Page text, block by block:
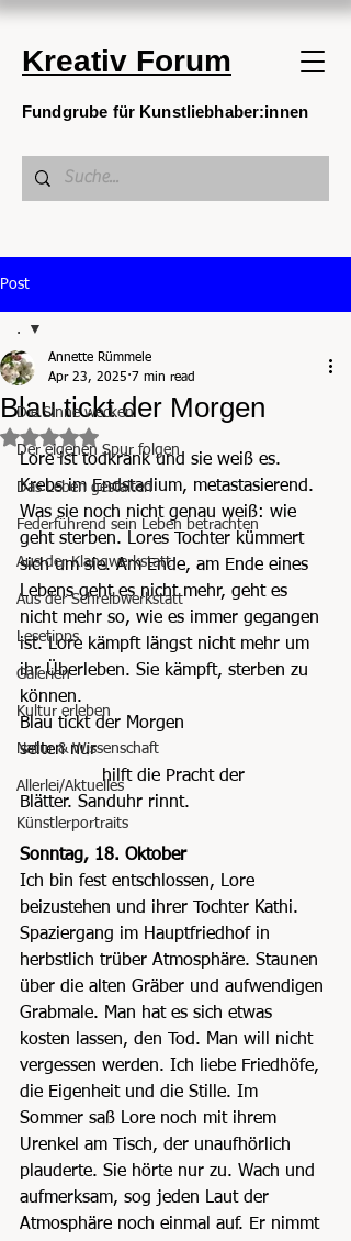
Kreativ Forum
Fundgrube für Kunstliebhaber:innen
Post
.
Die Sinne wecken
Der eigenen Spur folgen
Das Leben gestalten
Federführend sein Leben betrachten
Aus der Klangwerkstatt
Aus der Schreibwerkstatt
Lesetipps
Galerien
Kultur erleben
Natur & Wissenschaft
Allerlei/Aktuelles
Künstlerportraits
.
Blau tickt der Morgen
Annette Rümmele
Apr 23, 2025 7 min read
Rated NaN out of 5 stars.
Lore ist todkrank und sie weiß es.
Krebs im Endstadium, metastasierend.
Was sie noch nicht genau weiß: wie
geht sterben. Lores Tochter kümmert
sich um sie. Am Ende, am Ende eines
Lebens geht es nicht mehr, geht es
nicht mehr so, wie es immer gegangen
ist. Lore kämpft längst nicht mehr um
ihr Überleben. Sie kämpft, sterben zu
können.
Blau tickt der Morgen
selten nur
               hilft die Pracht der
Blätter. Sanduhr rinnt.
Sonntag, 18. Oktober
Ich bin fest entschlossen, Lore
beizustehen und ihrer Tochter Kathi.
Spaziergang im Hauptfriedhof in
herbstlich trüber Atmosphäre. Staunen
über die alten Gräber und aufwendigen
Grabmale. Man hat es sich etwas
kosten lassen, den Tod. Man will nicht
vergessen werden. Ich liebe Friedhöfe,
die Eigenheit und die Stille. Im
Sommer saß Lore noch mit ihrem
Urenkel am Tisch, der unaufhörlich
plauderte. Sie hörte nur zu. Wach und
aufmerksam, sog jeden Laut der
Atmosphäre noch einmal auf. Er nimmt